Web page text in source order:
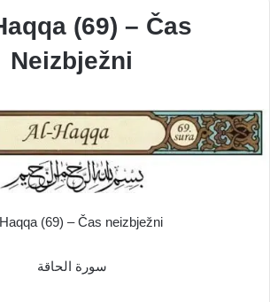
(69) – Čas
Neizbježni
(69) – Čas neizbježni
سورة الحاقة